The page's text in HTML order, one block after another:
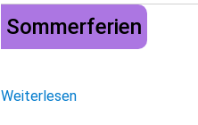
Sommerferien
Weiterlesen